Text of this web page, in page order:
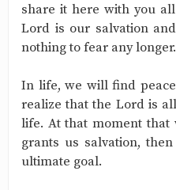
share it here with you
Lord is our salvation
nothing to fear any longer.
In life, we will find
realize that the Lord is
life. At that moment
grants us salvation,
ultimate goal.